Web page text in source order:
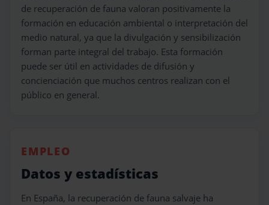
de recuperación de fauna valoran positivamente la
formación en educación ambiental o interpretación del
medio natural, ya que la divulgación y sensibilización
forman parte integral del trabajo. Esta formación
puede ser útil en actividades de difusión y
concienciación que muchos centros realizan con el
público en general.
EMPLEO
Datos y estadísticas
En España, la recuperación de fauna salvaje ha